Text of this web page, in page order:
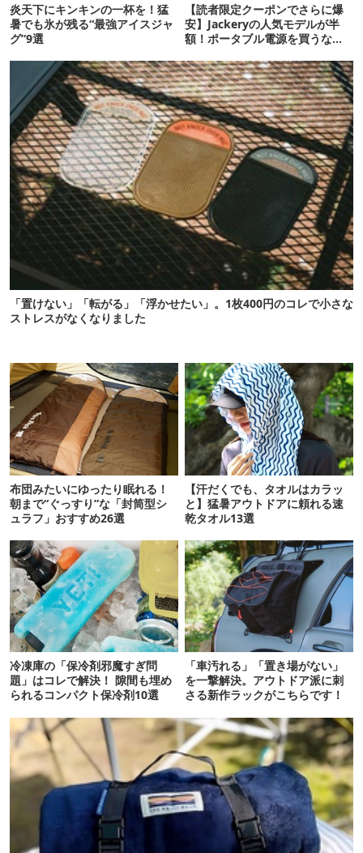
炎天下にキンキンの一杯を！猛
暑でも氷が残る“最強アイスジャ
グ”9選
【読者限定クーポンでさらに爆
安】Jackeryの人気モデルが半
額！ポータブル電源を買うなら
「置けない」「転がる」「浮かせたい」。1枚400円のコレで小さな
ストレスがなくなりました
布団みたいにゆったり眠れる！
朝まで“ぐっすり”な「封筒型シ
ュラフ」おすすめ26選
【汗だくでも、タオルはカラッ
と】猛暑アウトドアに頼れる速
乾タオル13選
冷凍庫の「保冷剤邪魔すぎ問
題」はコレで解決！ 隙間も埋め
られるコンパクト保冷剤10選
「車汚れる」「置き場がない」
を一撃解決。アウトドア派に刺
さる新作ラックがこちらです！